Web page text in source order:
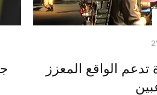
تدعم الواقع المعزز